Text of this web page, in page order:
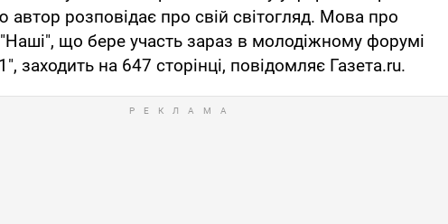
розповідає про свій світогляд. Мова про
"Наші", що бере участь зараз в молодіжному форумі
заходить на 647 сторінці, повідомляє Газета.ru.